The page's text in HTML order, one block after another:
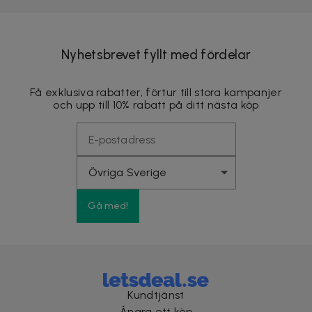
Nyhetsbrevet fyllt med fördelar
Få exklusiva rabatter, förtur till stora kampanjer
och upp till 10% rabatt på ditt nästa köp
Gå med!
Kundtjänst